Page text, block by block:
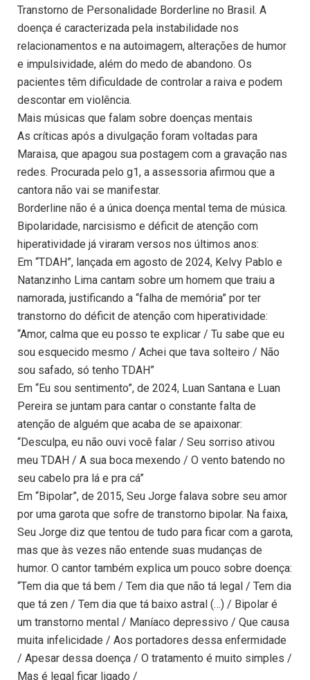
Transtorno de Personalidade Borderline no Brasil. A
doença é caracterizada pela instabilidade nos
relacionamentos e na autoimagem, alterações de humor
e impulsividade, além do medo de abandono. Os
pacientes têm dificuldade de controlar a raiva e podem
descontar em violência.
Mais músicas que falam sobre doenças mentais
As críticas após a divulgação foram voltadas para
Maraisa, que apagou sua postagem com a gravação nas
redes. Procurada pelo g1, a assessoria afirmou que a
cantora não vai se manifestar.
Borderline não é a única doença mental tema de música.
Bipolaridade, narcisismo e déficit de atenção com
hiperatividade já viraram versos nos últimos anos:
Em “TDAH”, lançada em agosto de 2024, Kelvy Pablo e
Natanzinho Lima cantam sobre um homem que traiu a
namorada, justificando a “falha de memória” por ter
transtorno do déficit de atenção com hiperatividade:
“Amor, calma que eu posso te explicar / Tu sabe que eu
sou esquecido mesmo / Achei que tava solteiro / Não
sou safado, só tenho TDAH”
Em “Eu sou sentimento”, de 2024, Luan Santana e Luan
Pereira se juntam para cantar o constante falta de
atenção de alguém que acaba de se apaixonar:
“Desculpa, eu não ouvi você falar / Seu sorriso ativou
meu TDAH / A sua boca mexendo / O vento batendo no
seu cabelo pra lá e pra cá”
Em “Bipolar”, de 2015, Seu Jorge falava sobre seu amor
por uma garota que sofre de transtorno bipolar. Na faixa,
Seu Jorge diz que tentou de tudo para ficar com a garota,
mas que às vezes não entende suas mudanças de
humor. O cantor também explica um pouco sobre doença:
“Tem dia que tá bem / Tem dia que não tá legal / Tem dia
que tá zen / Tem dia que tá baixo astral (…) / Bipolar é
um transtorno mental / Maníaco depressivo / Que causa
muita infelicidade / Aos portadores dessa enfermidade
/ Apesar dessa doença / O tratamento é muito simples /
Mas é legal ficar ligado /